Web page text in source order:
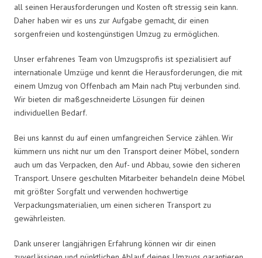
all seinen Herausforderungen und Kosten oft stressig sein kann.
Daher haben wir es uns zur Aufgabe gemacht, dir einen
sorgenfreien und kostengünstigen Umzug zu ermöglichen.
Unser erfahrenes Team von Umzugsprofis ist spezialisiert auf
internationale Umzüge und kennt die Herausforderungen, die mit
einem Umzug von Offenbach am Main nach Ptuj verbunden sind.
Wir bieten dir maßgeschneiderte Lösungen für deinen
individuellen Bedarf.
Bei uns kannst du auf einen umfangreichen Service zählen. Wir
kümmern uns nicht nur um den Transport deiner Möbel, sondern
auch um das Verpacken, den Auf- und Abbau, sowie den sicheren
Transport. Unsere geschulten Mitarbeiter behandeln deine Möbel
mit größter Sorgfalt und verwenden hochwertige
Verpackungsmaterialien, um einen sicheren Transport zu
gewährleisten.
Dank unserer langjährigen Erfahrung können wir dir einen